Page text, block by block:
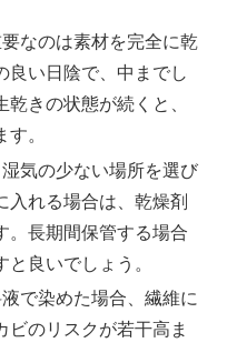
なのは素材を完全に乾
良い日陰で、中までし
きの状態が続くと、
。
気の少ない場所を選び
入れる場合は、乾燥剤
。長期間保管する場合
良いでしょう。
で染めた場合、繊維に
ビのリスクが若干高ま